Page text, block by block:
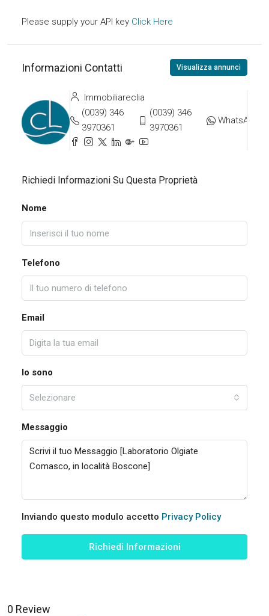
Please supply your API key Click Here
Informazioni Contatti Visualizza annunci
Immobiliareclia
(0039) 346
3970361
(0039) 346
3970361
WhatsApp
Richiedi Informazioni Su Questa Proprietà
Nome
Telefono
Email
Io sono
Selezionare
Messaggio
Inviando questo modulo accetto Privacy Policy
Richiedi Informazioni
0 Review